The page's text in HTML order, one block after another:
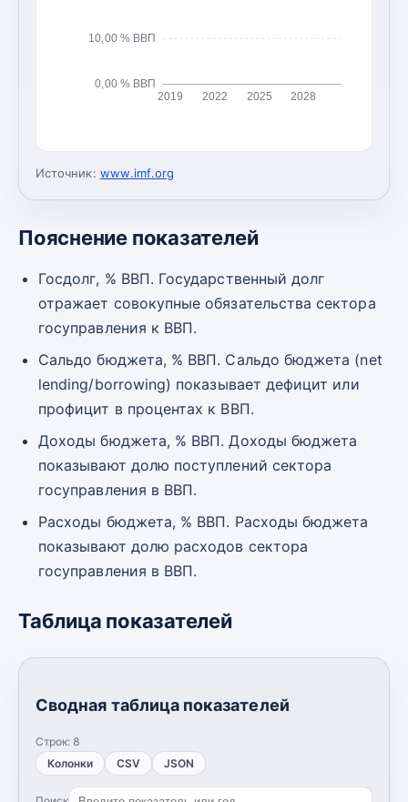
0,00 % ВВП
10,00 % ВВП
2019 2022 2025 2028
Источник: www.imf.org
Пояснение показателей
Госдолг, % ВВП. Государственный долг
отражает совокупные обязательства сектора
госуправления к ВВП.
Сальдо бюджета, % ВВП. Сальдо бюджета (net
lending/borrowing) показывает дефицит или
профицит в процентах к ВВП.
Доходы бюджета, % ВВП. Доходы бюджета
показывают долю поступлений сектора
госуправления в ВВП.
Расходы бюджета, % ВВП. Расходы бюджета
показывают долю расходов сектора
госуправления в ВВП.
Таблица показателей
Сводная таблица показателей
Строк: 8
Колонки
CSV JSON